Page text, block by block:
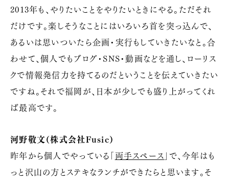
2013年も、やりたいことをやりたいときにやる。ただそれ
だけです。楽しそうなことにはいろいろ首を突っ込んで、
あるいは思いついたら企画・実行もしていきたいなと。合
わせて、個人でもブログ・SNS・動画などを通し、ローリス
クで情報発信力を持てるのだということを伝えていきたい
ですね。それで福岡が、日本が少しでも盛り上がってくれ
ば最高です。
河野敬文（株式会社Fusic）
昨年から個人でやっている「両手スペース 」で、今年はも
っと沢山の方とステキなランチができたらと思います。そ